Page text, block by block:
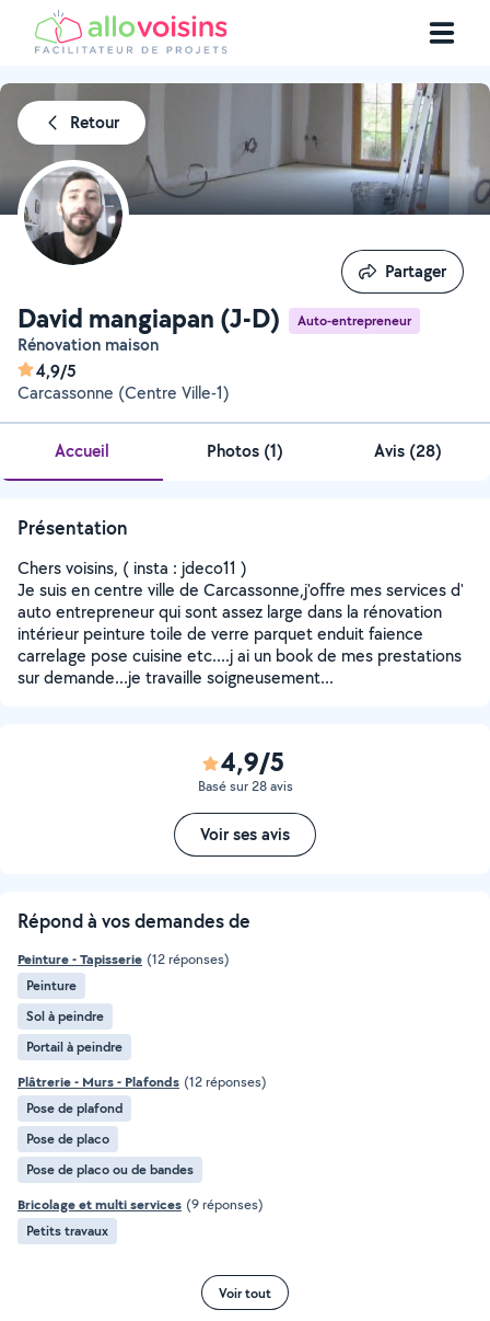
Retour
David mangiapan (J-D) Auto-entrepreneur
Rénovation maison
4,9/5
Carcassonne (Centre Ville-1)
Partager
Partager
Accueil Photos (1) Avis (28)
Présentation
Chers voisins, ( insta : jdeco11 )
Je suis en centre ville de Carcassonne,j'offre mes services d'
auto entrepreneur qui sont assez large dans la rénovation
intérieur peinture toile de verre parquet enduit faience
carrelage pose cuisine etc....j ai un book de mes prestations
sur demande...je travaille soigneusement...
4,9/5
Basé sur 28 avis
Voir ses avis
Répond à vos demandes de
Peinture - Tapisserie (12 réponses)
Peinture
Sol à peindre
Portail à peindre
Plâtrerie - Murs - Plafonds (12 réponses)
Pose de plafond
Pose de placo
Pose de placo ou de bandes
Bricolage et multi services (9 réponses)
Petits travaux
Voir tout